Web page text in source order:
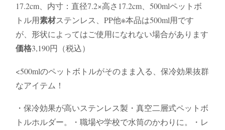
17.2cm、内寸：直径7.2×高さ17.2cm、500mlペットボ
トル用素材ステンレス、PP他※本品は500ml用です
が、形状によってはご使用になれない場合があります
価格3,190円（税込）
<500mlのペットボトルがそのまま入る、保冷効果抜群
なアイテム！
・保冷効果が高いステンレス製・真空二層式ペットボ
トルホルダー。・職場や学校で水筒のかわりに。・レ